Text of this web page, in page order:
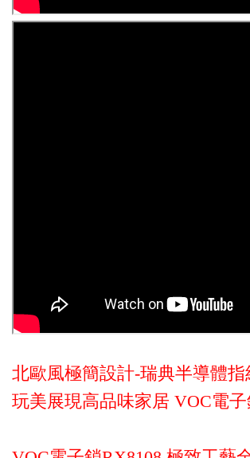
北歐風極簡設計-瑞典半導體指
玩美展現高品味家居 VOC電子